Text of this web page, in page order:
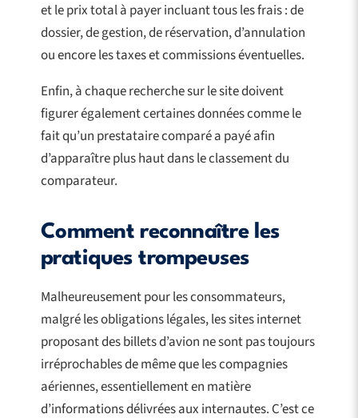
et le prix total à payer incluant tous les frais : de
dossier, de gestion, de réservation, d’annulation
ou encore les taxes et commissions éventuelles.
Enfin, à chaque recherche sur le site doivent
figurer également certaines données comme le
fait qu’un prestataire comparé a payé afin
d’apparaître plus haut dans le classement du
comparateur.
Comment reconnaître les
pratiques trompeuses
Malheureusement pour les consommateurs,
malgré les obligations légales, les sites internet
proposant des billets d’avion ne sont pas toujours
irréprochables de même que les compagnies
aériennes, essentiellement en matière
d’informations délivrées aux internautes. C’est ce